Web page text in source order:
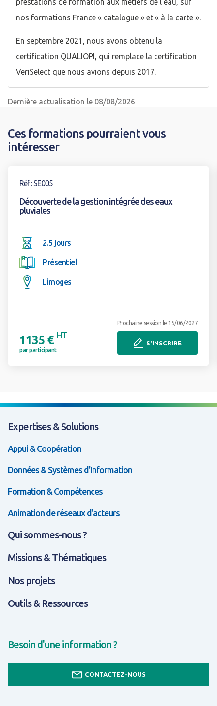
prestations de formation aux métiers de l’eau, sur
nos formations France « catalogue » et « à la carte ».
En septembre 2021, nous avons obtenu la
certification QUALIOPI, qui remplace la certification
VeriSelect que nous avions depuis 2017.
Dernière actualisation le 08/08/2026
Ces formations pourraient vous
intéresser
Réf : SE005
Découverte de la gestion intégrée des eaux
pluviales
2.5 jours
Présentiel
Limoges
1135 € HT
par participant
Prochaine session le 15/06/2027
S'INSCRIRE
Expertises & Solutions
Appui & Coopération
Données & Systèmes d'Information
Formation & Compétences
Animation de réseaux d'acteurs
Qui sommes-nous ?
Missions & Thématiques
Nos projets
Outils & Ressources
Besoin d'une information ?
CONTACTEZ-NOUS